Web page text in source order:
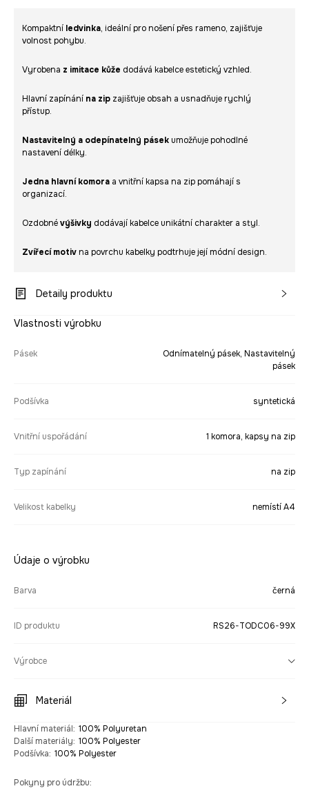
Kompaktní ledvinka, ideální pro nošení přes rameno, zajišťuje
volnost pohybu.
Vyrobena z imitace kůže dodává kabelce estetický vzhled.
Hlavní zapínání na zip zajišťuje obsah a usnadňuje rychlý
přístup.
Nastavitelný a odepínatelný pásek umožňuje pohodlné
nastavení délky.
Jedna hlavní komora a vnitřní kapsa na zip pomáhají s
organizací.
Ozdobnévýšivky dodávají kabelce unikátní charakter a styl.
Zvířecí motiv na povrchu kabelky podtrhuje její módní design.
Detaily produktu
Vlastnosti výrobku
Pásek
Odnímatelný pásek, Nastavitelný
pásek
Podšívka syntetická
Vnitřní uspořádání 1 komora, kapsy na zip
Typ zapínání na zip
Velikost kabelky nemístí A4
Údaje o výrobku
Barva černá
ID produktu RS26-TODC06-99X
Výrobce
Materiál
Hlavní materiál: 100% Polyuretan
Další materiály: 100% Polyester
Podšívka: 100% Polyester
Pokyny pro údržbu: